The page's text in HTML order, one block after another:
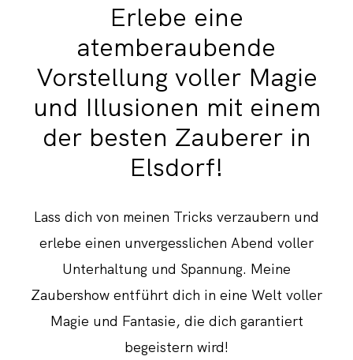
Erlebe eine
atemberaubende
Vorstellung voller Magie
und Illusionen mit einem
der besten Zauberer in
Elsdorf!
Lass dich von meinen Tricks verzaubern und
erlebe einen unvergesslichen Abend voller
Unterhaltung und Spannung. Meine
Zaubershow entführt dich in eine Welt voller
Magie und Fantasie, die dich garantiert
begeistern wird!